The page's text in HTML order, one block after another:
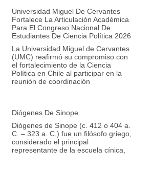
Universidad Miguel De Cervantes
Fortalece La Articulación Académica
Para El Congreso Nacional De
Estudiantes De Ciencia Política 2026
La Universidad Miguel de Cervantes
(UMC) reafirmó su compromiso con
el fortalecimiento de la Ciencia
Política en Chile al participar en la
reunión de coordinación
Diógenes De Sinope
Diógenes de Sinope (c. 412 o 404 a.
C. – 323 a. C.) fue un filósofo griego,
considerado el principal
representante de la escuela cínica,